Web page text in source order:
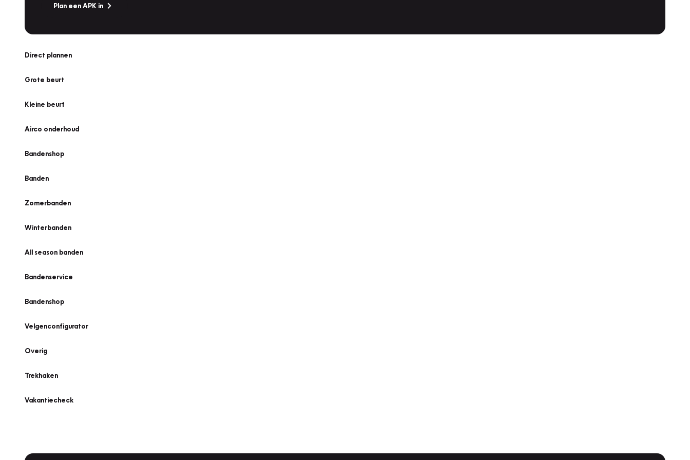
Plan een APK in
Direct plannen
Grote beurt
Kleine beurt
Airco onderhoud
Bandenshop
Banden
Zomerbanden
Winterbanden
All season banden
Bandenservice
Bandenshop
Velgenconfigurator
Overig
Trekhaken
Vakantiecheck